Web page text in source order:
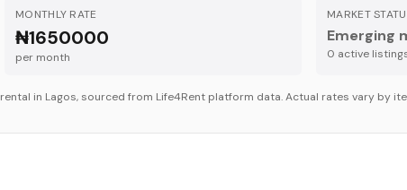
MONTHLY RATE
₦1650000
per month
MARKET
Emerging
0 active listing
rental in Lagos, sourced from Life4Rent platform data. Actual rates vary by